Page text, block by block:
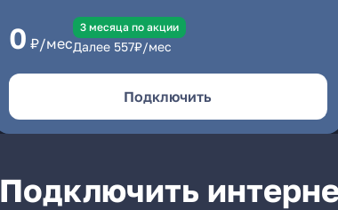
0 ₽/мес
3 месяцa по акции
Далее 557₽/мес
Подключить
Подключить